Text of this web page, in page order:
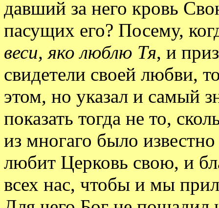
давший за него кровь
пасущих его? Посему,
веси, яко люблю Тя, и
свидетели своей любви,
этом, но указал и самый
показать тогда не то,
из многаго было
любит Церковь свою, и
всех нас, чтобы и мы